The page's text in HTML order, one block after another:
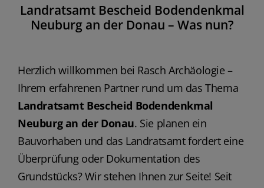
Landratsamt Bescheid Bodendenkmal
Neuburg an der Donau – Was nun?
Herzlich willkommen bei Rasch Archäologie –
Ihrem erfahrenen Partner rund um das Thema
Landratsamt Bescheid Bodendenkmal
Neuburg an der Donau. Sie planen ein
Bauvorhaben und das Landratsamt fordert eine
Überprüfung oder Dokumentation des
Grundstücks? Wir stehen Ihnen zur Seite! Seit